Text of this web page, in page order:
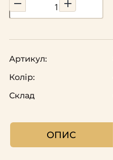
Артикул:
Колір:
Склад
ОПИС